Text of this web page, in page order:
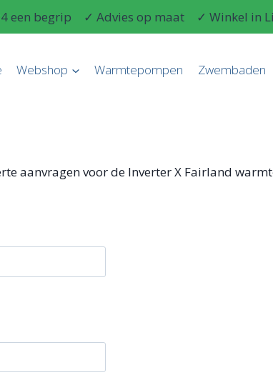
een begrip ✓ Advies op maat ✓ Winkel in
Webshop Warmtepompen Zwembaden
aanvragen voor de Inverter X Fairland